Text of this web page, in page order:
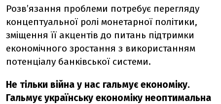
Розв’язання проблеми потребує перегляду
концептуальної ролі монетарної політики,
зміщення її акцентів до питань підтримки
економічного зростання з використанням
потенціалу банківської системи.
Не тільки війна у нас гальмує економіку.
Гальмує українську економіку неоптимальна